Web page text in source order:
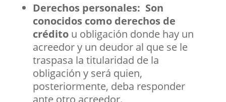
Derechos personales: Son
conocidos como derechos de
crédito u obligación donde hay un
acreedor y un deudor al que se le
traspasa la titularidad de la
obligación y será quien,
posteriormente, deba responder
ante otro acreedor.